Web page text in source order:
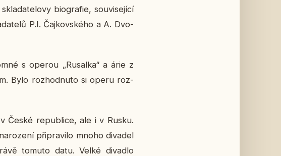
bi­o­gra­fie, sou­vi­se­jí­cí
P.I. Čaj­kov­ské­ho a A. Dvo­
s operou „Rusal­ka“ a árie z
Bylo roz­hod­nu­to si operu roz­
České re­pub­li­ce, ale i v Rusku.
při­pra­vi­lo mnoho di­va­del
tomuto datu. Velké di­va­dlo